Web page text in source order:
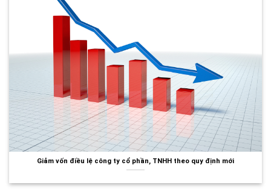
Giảm vốn điều lệ công ty cổ phần, TNHH theo quy định mới